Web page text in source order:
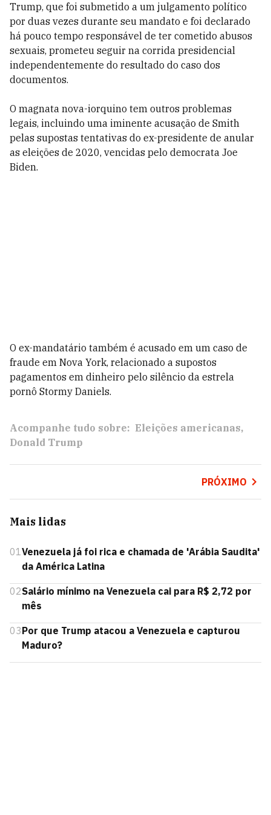
Trump, que foi submetido a um julgamento político
por duas vezes durante seu mandato e foi declarado
há pouco tempo responsável de ter cometido abusos
sexuais, prometeu seguir na corrida presidencial
independentemente do resultado do caso dos
documentos.
O magnata nova-iorquino tem outros problemas
legais, incluindo uma iminente acusação de Smith
pelas supostas tentativas do ex-presidente de anular
as eleições de 2020, vencidas pelo democrata Joe
Biden.
O ex-mandatário também é acusado em um caso de
fraude em Nova York, relacionado a supostos
pagamentos em dinheiro pelo silêncio da estrela
pornô Stormy Daniels.
Acompanhe tudo sobre: Eleições americanas
Donald Trump
PRÓXIMO
Mais lidas
01Venezuela já foi rica e chamada de 'Arábia Saudita'
da América Latina
02Salário mínimo na Venezuela cai para R$ 2,72 por
mês
03Por que Trump atacou a Venezuela e capturou
Maduro?